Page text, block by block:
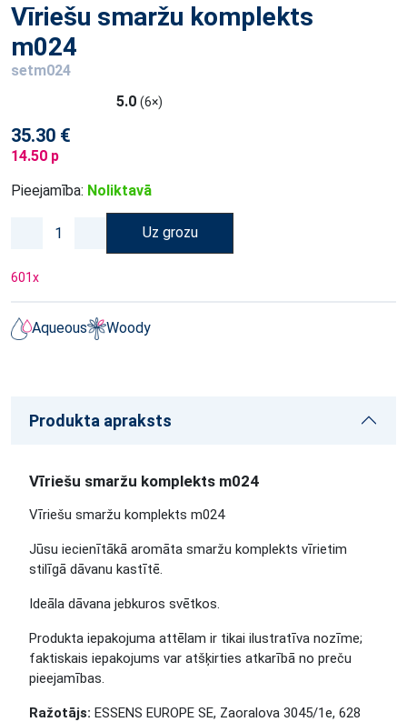
Vīriešu smaržu komplekts
m024
setm024
5.0 (6×)
35.30 €
14.50 p
Pieejamība: Noliktavā
Uz grozu
601x
Aqueous Woody
Produkta apraksts
Vīriešu smaržu komplekts m024
Vīriešu smaržu komplekts m024
Jūsu iecienītākā aromāta smaržu komplekts vīrietim
stilīgā dāvanu kastītē.
Ideāla dāvana jebkuros svētkos.
Produkta iepakojuma attēlam ir tikai ilustratīva nozīme;
faktiskais iepakojums var atšķirties atkarībā no preču
pieejamības.
Ražotājs: ESSENS EUROPE SE, Zaoralova 3045/1e, 628